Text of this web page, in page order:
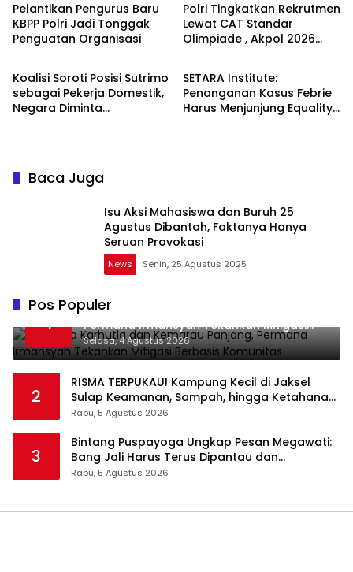
Pelantikan Pengurus Baru
KBPP Polri Jadi Tonggak
Penguatan Organisasi
Polri Tingkatkan Rekrutmen
Lewat CAT Standar
Olimpiade , Akpol 2026
News
Koalisi Soroti Posisi Sutrimo
sebagai Pekerja Domestik,
Negara Diminta
News
SETARA Institute:
Penanganan Kasus Febrie
Harus Menjunjung Equality
Baca Juga
Isu Aksi Mahasiswa dan Buruh 25
Agustus Dibantah, Faktanya Hanya
Seruan Provokasi
News Senin, 25 Agustus 2025
Pos Populer
1
Waspada Karhutla dan Kemarau Panjang,
Permana Irmansyah Tekankan Mitigasi
Berbasis Komunitas
Selasa, 4 Agustus 2026
2
RISMA TERPUKAU! Kampung Kecil di Jaksel
Sulap Keamanan, Sampah, hingga Ketahanan
Pangan Jadi Satu Sistem
Rabu, 5 Agustus 2026
3
Bintang Puspayoga Ungkap Pesan Megawati:
Bang Jali Harus Terus Dipantau dan
Dikembangkan
Rabu, 5 Agustus 2026